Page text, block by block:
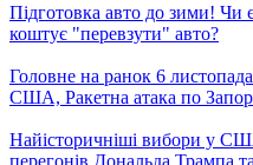
Підготовка авто до зими! Чи
коштує "перевзути" авто?